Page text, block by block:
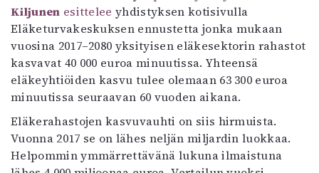
Kiljunen esittelee yhdistyksen kotisivulla
Eläketurvakeskuksen ennustetta jonka mukaan
vuosina 2017–2080 yksityisen eläkesektorin rahastot
kasvavat 40 000 euroa minuutissa. Yhteensä
eläkeyhtiöiden kasvu tulee olemaan 63 300 euroa
minuutissa seuraavan 60 vuoden aikana.
Eläkerahastojen kasvuvauhti on siis hirmuista.
Vuonna 2017 se on lähes neljän miljardin luokkaa.
Helpommin ymmärrettävänä lukuna ilmaistuna